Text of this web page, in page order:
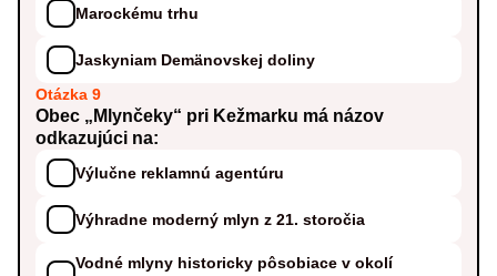
Marockému trhu
Jaskyniam Demänovskej doliny
Otázka 9
Obec „Mlynčeky“ pri Kežmarku má názov
odkazujúci na:
Výlučne reklamnú agentúru
Výhradne moderný mlyn z 21. storočia
Vodné mlyny historicky pôsobiace v okolí